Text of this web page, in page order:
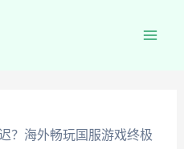
？海外畅玩国服游戏终极